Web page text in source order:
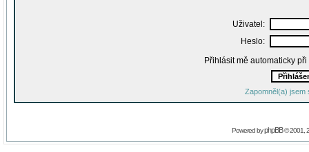
Uživatel:
Heslo:
Přihlásit mě automaticky
Zapomněl(a) jsem
Powered byphpBB© 2001,